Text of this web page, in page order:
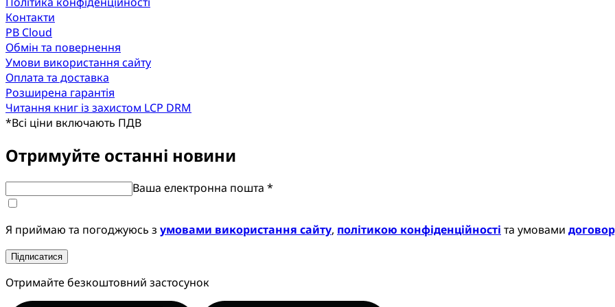
Контакти
PB Cloud
Обмін та повернення
Умови використання сайту
Оплата та доставка
Розширена гарантія
Читання книг із захистом LCP DRM
*Всі ціни включають ПДВ
Отримуйте останні новини
Ваша електронна пошта *
Я приймаю та погоджуюсь з умовами використання сайту, політикою конфіденційності та умовами
Підписатися
Отримайте безкоштовний застосунок